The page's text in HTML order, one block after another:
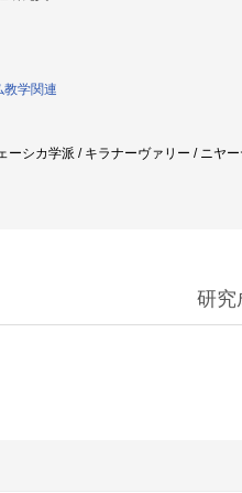
学関連
シカ学派 / キラナーヴァリー / ニヤ
研究